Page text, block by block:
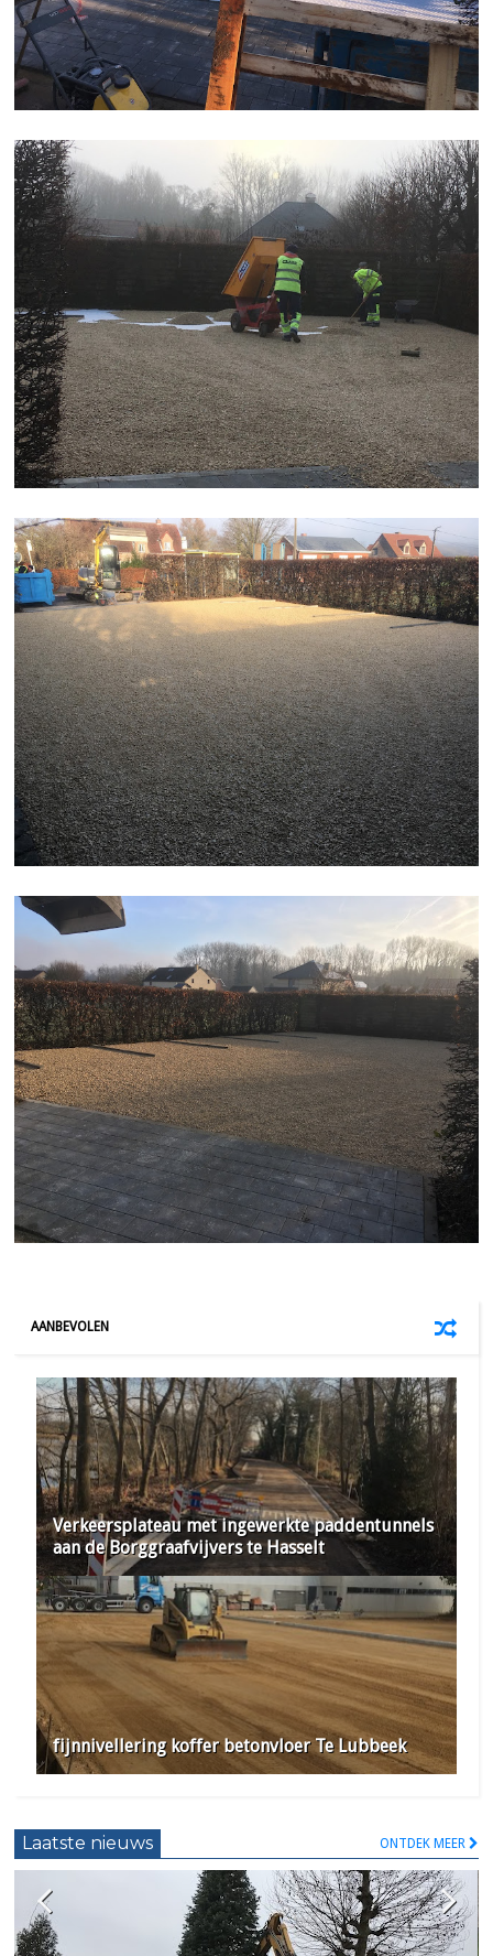
AANBEVOLEN
Verkeersplateau met ingewerkte paddentunnels
aan de Borggraafvijvers te Hasselt
fijnnivellering koffer betonvloer Te Lubbeek
Laatste nieuws ONTDEK MEER